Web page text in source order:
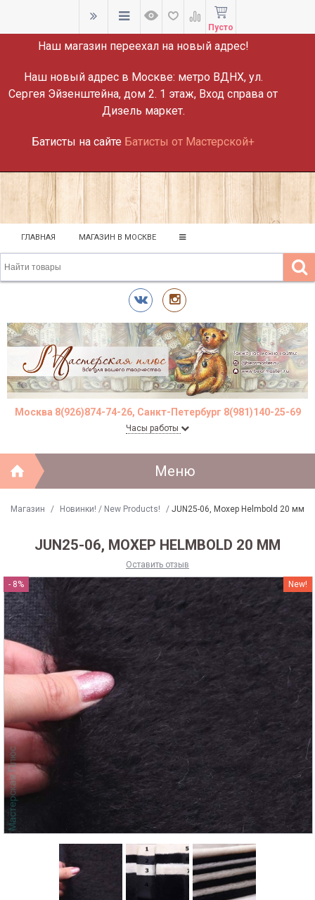
ВНИМАНИЕ!
Наш магазин переехал на новый адрес!
Наш новый адрес в Москве: метро ВДНХ, ул.
Сергея Эйзенштейна, дом 2. 1 этаж, Вход справа от
Дизель маркет.
Батисты на сайте Батисты от Мастерской+
Пусто
ГЛАВНАЯ МАГАЗИН В МОСКВЕ
Москва 8(926)874-74-26, Санкт-Петербург 8(981)140-25-69
Часы работы
Меню
Магазин / Новинки! / New Products! / JUN25-06, Мохер Helmbold 20 мм
JUN25-06, МОХЕР HELMBOLD 20 ММ
Оставить отзыв
- 8%
New!